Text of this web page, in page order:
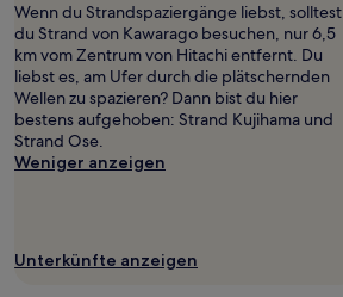
Wenn du Strandspaziergänge liebst, solltest
du Strand von Kawarago besuchen, nur 6,5
km vom Zentrum von Hitachi entfernt. Du
liebst es, am Ufer durch die plätschernden
Wellen zu spazieren? Dann bist du hier
bestens aufgehoben: Strand Kujihama und
Strand Ose.
Weniger anzeigen
Unterkünfte anzeigen